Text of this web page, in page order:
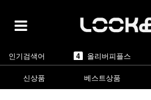
인기검색어
2 마스카
린드버그
5 카렌워커
1 라피스센시블레
신상품
베스트상품